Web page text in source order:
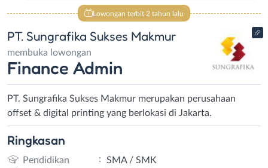
Lowongan terbit 2 tahun lalu
PT. Sungrafika Sukses Makmur
membuka lowongan
Finance Admin
PT. Sungrafika Sukses Makmur merupakan perusahaan
offset & digital printing yang berlokasi di Jakarta.
Ringkasan
Pendidikan :
SMA / SMK